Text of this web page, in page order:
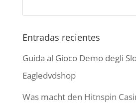
Entradas recientes
Guida al Gioco Demo degli
Eagledvdshop
Was macht den Hitnspin